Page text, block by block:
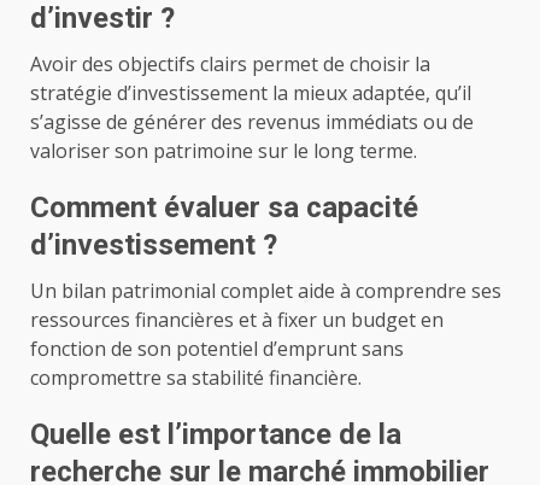
d’investir ?
Avoir des objectifs clairs permet de choisir la
stratégie d’investissement la mieux adaptée, qu’il
s’agisse de générer des revenus immédiats ou de
valoriser son patrimoine sur le long terme.
Comment évaluer sa capacité
d’investissement ?
Un bilan patrimonial complet aide à comprendre ses
ressources financières et à fixer un budget en
fonction de son potentiel d’emprunt sans
compromettre sa stabilité financière.
Quelle est l’importance de la
recherche sur le marché immobilier